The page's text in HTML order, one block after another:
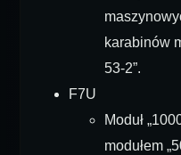
karabinów
53-2”.
F7U
Moduł
modułem